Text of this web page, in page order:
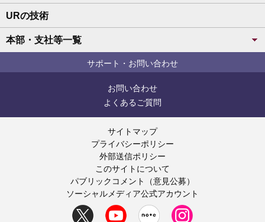
URの技術
本部・支社等一覧
サポート・お問い合わせ
お問い合わせ
よくあるご質問
サイトマップ
プライバシーポリシー
外部送信ポリシー
このサイトについて
パブリックコメント（意見公募）
ソーシャルメディア公式アカウント